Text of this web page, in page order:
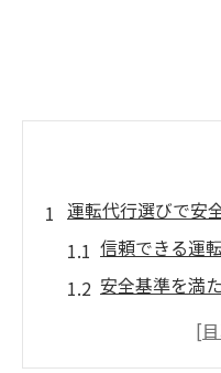
運転代行選びで安
信頼できる運
安全基準を満
運転代行業者